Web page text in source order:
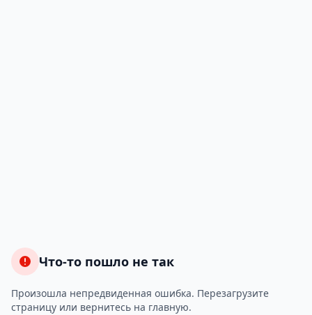
Что-то пошло не так
Произошла непредвиденная ошибка. Перезагрузите
страницу или вернитесь на главную.